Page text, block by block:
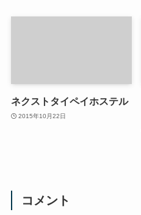
ネクストタイペイホステル
2015年10月22日
コメント